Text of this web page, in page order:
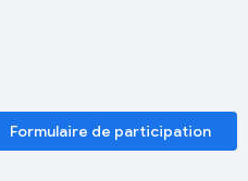
Formulaire de participation